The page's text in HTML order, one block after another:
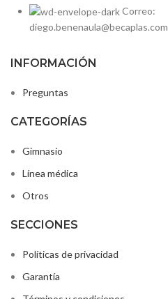
Correo:
diego.benenaula@becaplas.com
INFORMACIÓN
Preguntas
CATEGORÍAS
Gimnasio
Línea médica
Otros
SECCIONES
Políticas de privacidad
Garantía